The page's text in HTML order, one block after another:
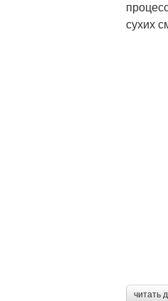
сухих
читать